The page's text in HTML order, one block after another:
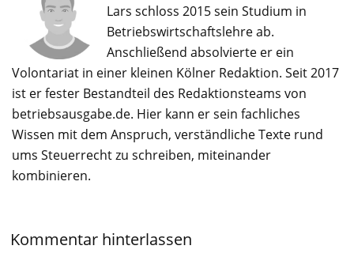
Lars schloss 2015 sein Studium in
Betriebswirtschaftslehre ab.
Anschließend absolvierte er ein
Volontariat in einer kleinen Kölner Redaktion. Seit 2017
ist er fester Bestandteil des Redaktionsteams von
betriebsausgabe.de. Hier kann er sein fachliches
Wissen mit dem Anspruch, verständliche Texte rund
ums Steuerrecht zu schreiben, miteinander
kombinieren.
Kommentar hinterlassen